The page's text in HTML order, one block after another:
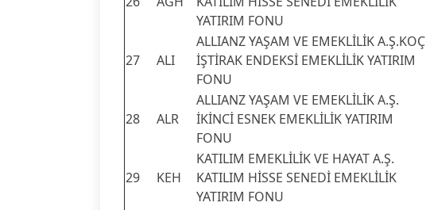
YATIRIM FONU
27 ALI
ALLIANZ YAŞAM VE EMEKLİLİK A.Ş.KOÇ
İŞTİRAK ENDEKSİ EMEKLİLİK YATIRIM
FONU
28 ALR
ALLIANZ YAŞAM VE EMEKLİLİK A.Ş.
İKİNCİ ESNEK EMEKLİLİK YATIRIM
FONU
29 KEH
KATILIM EMEKLİLİK VE HAYAT A.Ş.
KATILIM HİSSE SENEDİ EMEKLİLİK
YATIRIM FONU